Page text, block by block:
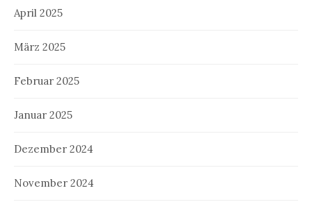
April 2025
März 2025
Februar 2025
Januar 2025
Dezember 2024
November 2024